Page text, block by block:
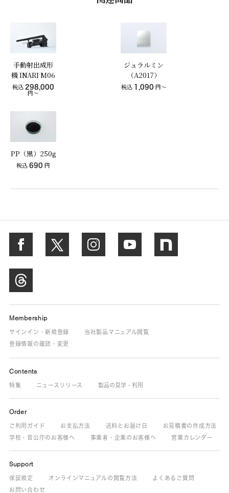
手動射出成形
機 INARI M06
税込 298,000
円～
ジュラルミン
（A2017）
税込 1,090 円〜
PP（黒）250g
税込690 円
Membership
サインイン・新規登録
当社製品マニュアル閲覧
登録情報の確認・変更
Contents
特集 ニュースリリース 製品の見学・利用
Order
ご利用ガイド お支払方法 送料とお届け日
お見積書の作成方法
学校・官公庁のお客様へ
事業者・企業のお客様へ 営業カレンダー
Support
保証規定 オンラインマニュアルの閲覧方法
よくあるご質問
お問い合わせ